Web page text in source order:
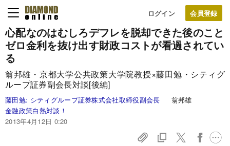
ログイン
心配なのはむしろデフレを脱却できた後のこと
ゼロ金利を抜け出す財政コストが看過されてい
る
翁邦雄・京都大学公共政策大学院教授×藤田勉・シティグ
ループ証券副会長対談[後編]
藤田勉: シティグループ証券株式会社取締役副会長
翁邦雄
金融政策白熱対談！
2013年4月12日 0:20